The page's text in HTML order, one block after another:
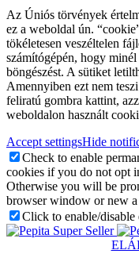
Az Úniós törvények
ez a weboldal ún.
tökéletesen veszéltelen
számítógépén, hogy
böngészést. A sütiket
Amennyiben ezt nem
feliratú gombra kattint,
weboldalon használt
Accept settingsHide
Check to enable
cookies if you do not opt
Otherwise you will be
browser window or new a
Click to enable/disable